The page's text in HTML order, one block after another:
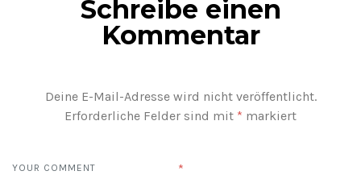
Schreibe einen
Kommentar
Deine E-Mail-Adresse wird nicht veröffentlicht.
Erforderliche Felder sind mit * markiert
YOUR COMMENT *